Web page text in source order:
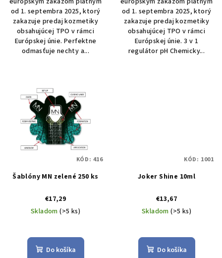
od 1. septembra 2025, ktorý
zakazuje predaj kozmetiky
obsahujúcej TPO v rámci
Európskej únie. Perfektne
odmasťuje nechty a...
od 1. septembra 2025, ktorý
zakazuje predaj kozmetiky
obsahujúcej TPO v rámci
Európskej únie. 3 v 1
regulátor pH Chemicky...
Šablóny MN zelené 250 ks
€17,29
Skladom(>5 ks)
Do košíka
KÓD: 416
Joker Shine 10ml
€13,67
Skladom(>5 ks)
Do košíka
KÓD: 1001